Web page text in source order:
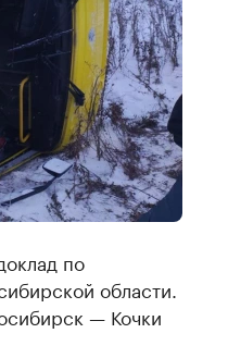
по
области.
— Кочки